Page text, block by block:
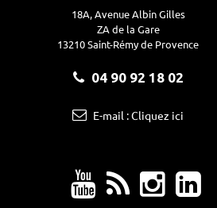
18A, Avenue Albin Gilles
ZA de la Gare
13210 Saint-Rémy de Provence
04 90 92 18 02
E-mail : Cliquez ici